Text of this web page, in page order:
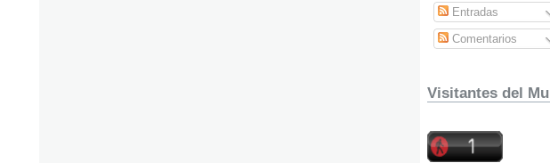
Entradas
Comentarios
Visitantes del